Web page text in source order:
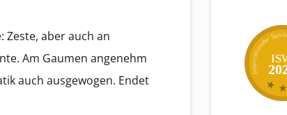
Zeste, aber auch an
Am Gaumen angenehm
auch ausgewogen. Endet